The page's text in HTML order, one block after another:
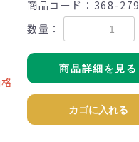
商品コード：368-279
数量：
商品詳細を見る
カゴに入れる